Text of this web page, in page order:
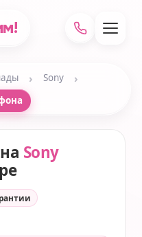
› Sony ›
Sony